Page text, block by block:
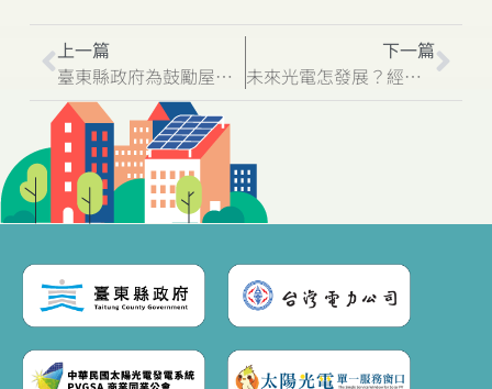
上一篇
臺東縣政府為鼓勵屋頂設置太陽光電 即日起至114年10月31日止放寬申請補助資格 最高補助10萬
下一篇
未來光電怎發展？經部：須避開環境敏感區位